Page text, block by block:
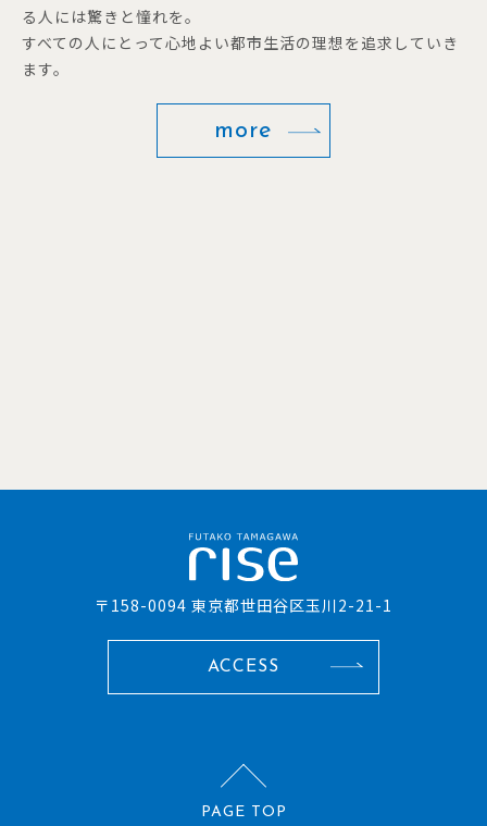
る人には驚きと憧れを。
すべての人にとって心地よい都市生活の理想を追求していき
ます。
more
〒158-0094 東京都世田谷区玉川2-21-1
ACCESS
PAGE TOP